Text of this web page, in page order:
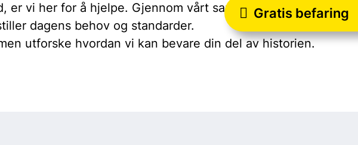
Gratis befaring
vi her for å hjelpe. Gjennom vårt samarbeid kan vi
dagens behov og standarder.
utforske hvordan vi kan bevare din del av historien.